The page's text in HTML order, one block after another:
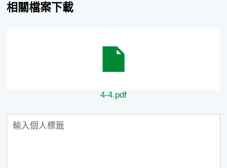
相關檔案下載
4-4.pdf